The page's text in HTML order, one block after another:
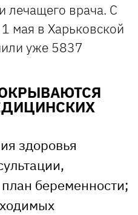
лечащего врача. С
мая в Харьковской
уже 5837
здоровья
беременности;